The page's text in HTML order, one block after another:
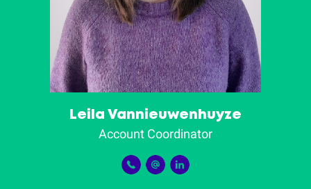
Leila Vannieuwenhuyze
Account Coordinator